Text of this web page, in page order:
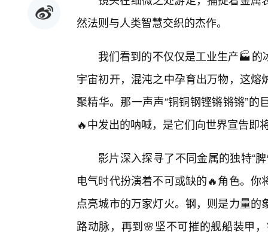
然法则与人类智慧交织的杰作。
我们看到的不仅仅是工业生产🏭
宇宙初开，混沌之中孕育出万物，这
聚精华。那一声声“铜铜钢铿锵锵锵”
🔥中发出的呐喊，是它们向世界宣告即
影片深入探寻了不同金属的独特“
电气时代扮演着不可或缺的🔥角色。
点亮城市的万家灯火。钢，则是力量
路动脉，再到🌸坚不可摧的舰船装甲